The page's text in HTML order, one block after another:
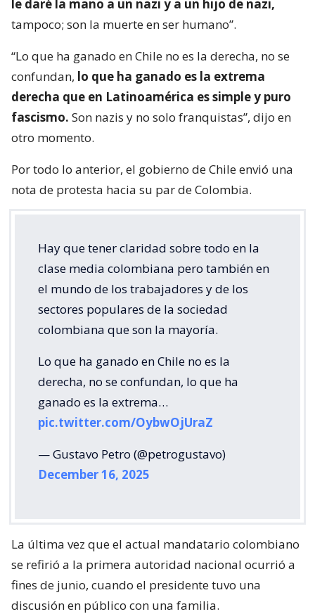
le daré la mano a un nazi y a un hijo de nazi,
tampoco; son la muerte en ser humano”.
“Lo que ha ganado en Chile no es la derecha, no se
confundan, lo que ha ganado es la extrema
derecha que en Latinoamérica es simple y puro
fascismo. Son nazis y no solo franquistas”, dijo en
otro momento.
Por todo lo anterior, el gobierno de Chile envió una
nota de protesta hacia su par de Colombia.
Hay que tener claridad sobre todo en la
clase media colombiana pero también en
el mundo de los trabajadores y de los
sectores populares de la sociedad
colombiana que son la mayoría.
Lo que ha ganado en Chile no es la
derecha, no se confundan, lo que ha
ganado es la extrema…
pic.twitter.com/OybwOjUraZ
— Gustavo Petro (@petrogustavo)
December 16, 2025
La última vez que el actual mandatario colombiano
se refirió a la primera autoridad nacional ocurrió a
fines de junio, cuando el presidente tuvo una
discusión en público con una familia.